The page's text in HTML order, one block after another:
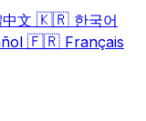
文 🇰🇷 한국어
🇫🇷 Français